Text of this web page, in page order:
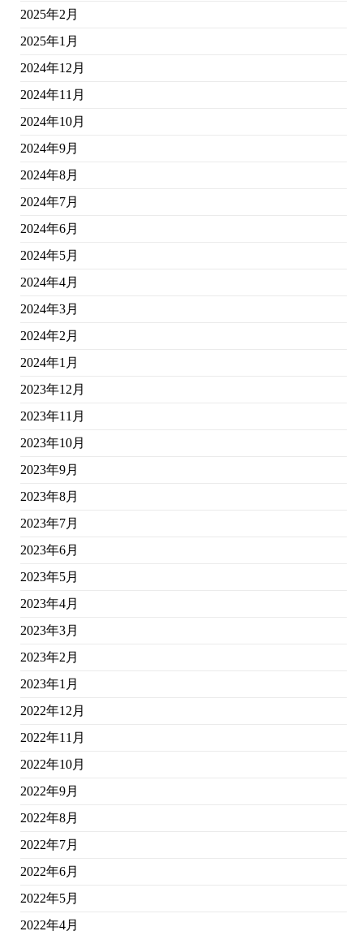
2025年2月
2025年1月
2024年12月
2024年11月
2024年10月
2024年9月
2024年8月
2024年7月
2024年6月
2024年5月
2024年4月
2024年3月
2024年2月
2024年1月
2023年12月
2023年11月
2023年10月
2023年9月
2023年8月
2023年7月
2023年6月
2023年5月
2023年4月
2023年3月
2023年2月
2023年1月
2022年12月
2022年11月
2022年10月
2022年9月
2022年8月
2022年7月
2022年6月
2022年5月
2022年4月